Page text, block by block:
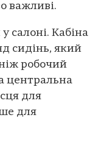
важливі.
салоні. Кабіна
сидінь, який
робочий
центральна
для
для